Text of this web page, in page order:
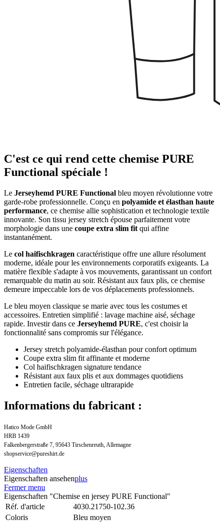
C'est ce qui rend cette chemise PURE
Functional spéciale !
Le Jerseyhemd PURE Functional bleu moyen révolutionne votre
garde-robe professionnelle. Conçu en polyamide et élasthan haute
performance, ce chemise allie sophistication et technologie textile
innovante. Son tissu jersey stretch épouse parfaitement votre
morphologie dans une coupe extra slim fit qui affine
instantanément.
Le col haifischkragen caractéristique offre une allure résolument
moderne, idéale pour les environnements corporatifs exigeants. La
matière flexible s'adapte à vos mouvements, garantissant un confort
remarquable du matin au soir. Résistant aux faux plis, ce chemise
demeure impeccable lors de vos déplacements professionnels.
Le bleu moyen classique se marie avec tous les costumes et
accessoires. Entretien simplifié : lavage machine aisé, séchage
rapide. Investir dans ce Jerseyhemd PURE, c'est choisir la
fonctionnalité sans compromis sur l'élégance.
Jersey stretch polyamide-élasthan pour confort optimum
Coupe extra slim fit affinante et moderne
Col haifischkragen signature tendance
Résistant aux faux plis et aux dommages quotidiens
Entretien facile, séchage ultrarapide
Informations du fabricant :
Hatico Mode GmbH
HRB 1439
Falkenbergerstraße 7, 95643 Tirschenreuth, Allemagne
shopservice@pureshirt.de
Eigenschaften
Eigenschaften ansehenplus
Fermer menu
Eigenschaften "Chemise en jersey PURE Functional"
Réf. d'article
4030.21750-102.36
Coloris
Bleu moyen